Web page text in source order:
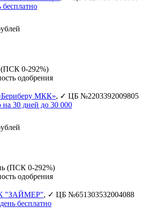
бесплатно
(ПСК 0-292%)
одобрения
МКК», ✓ ЦБ №2203392009805
на 30 дней до 30 000
(ПСК 0-292%)
одобрения
"ЗАЙМЕР", ✓ ЦБ №651303532004088
бесплатно